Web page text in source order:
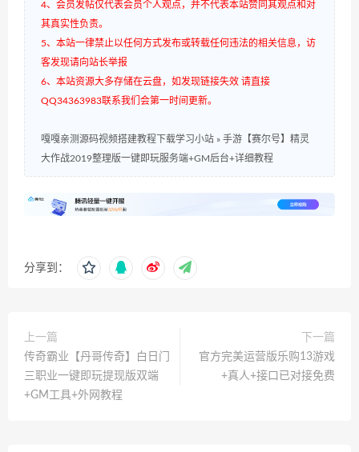
4、会员发帖仅代表会员个人观点，并不代表本站赞同其观点和对
其真实性负责。
5、本站一律禁止以任何方式发布或转载任何违法的相关信息，访
客发现请向站长举报
6、本站资源大多存储在云盘，如发现链接失效 请直接
QQ34363983联系我们会第一时间更新。
嘎嘎亲测源码视频搭建教程下载学习小站 » 手游【赛尔号】精灵
大作战2019整理版一键即玩服务端+GM后台+详细教程
分享到：
上一篇
传奇霸业【丹哥传奇】白日门
三职业一键即玩提现版双端
+GM工具+外网教程
下一篇
官方完美运营版乐购13游戏
+真人+接口已对接免费